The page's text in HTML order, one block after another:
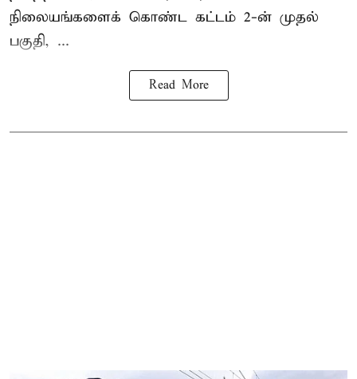
நிலையங்களைக் கொண்ட கட்டம் 2-ன் முதல்
பகுதி, ...
Read More